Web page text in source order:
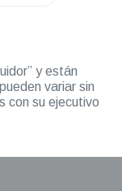
y están
variar sin
con su ejecutivo